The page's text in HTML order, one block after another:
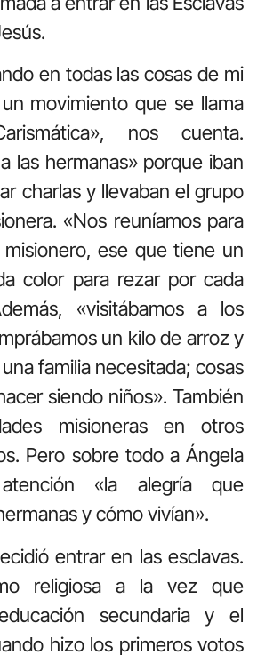
en todas las cosas de mi
movimiento que se llama
nos cuenta.
las hermanas» porque iban
charlas y llevaban el grupo
«Nos reuníamos para
ese que tiene un
color para rezar por cada
«visitábamos a los
un kilo de arroz y
familia necesitada; cosas
siendo niños». También
misioneras en otros
Pero sobre todo a Ángela
«la alegría que
y cómo vivían».
entrar en las esclavas.
religiosa a la vez que
secundaria y el
hizo los primeros votos